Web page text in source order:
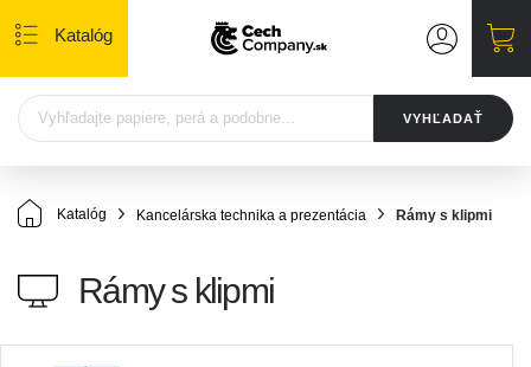
Katalóg
VYHĽADAŤ
Katalóg Kancelárska technika a prezentácia Rámy s klipmi
Rámy s klipmi